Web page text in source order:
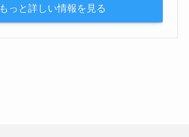
もっと詳しい情報を見る